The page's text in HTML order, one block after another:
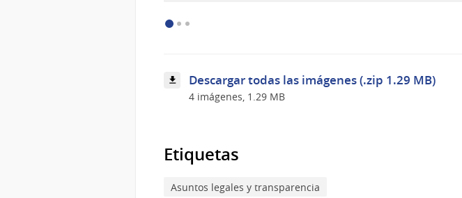
Descargar todas las imágenes (.zip 1.29 MB)
4 imágenes, 1.29 MB
Etiquetas
Asuntos legales y transparencia